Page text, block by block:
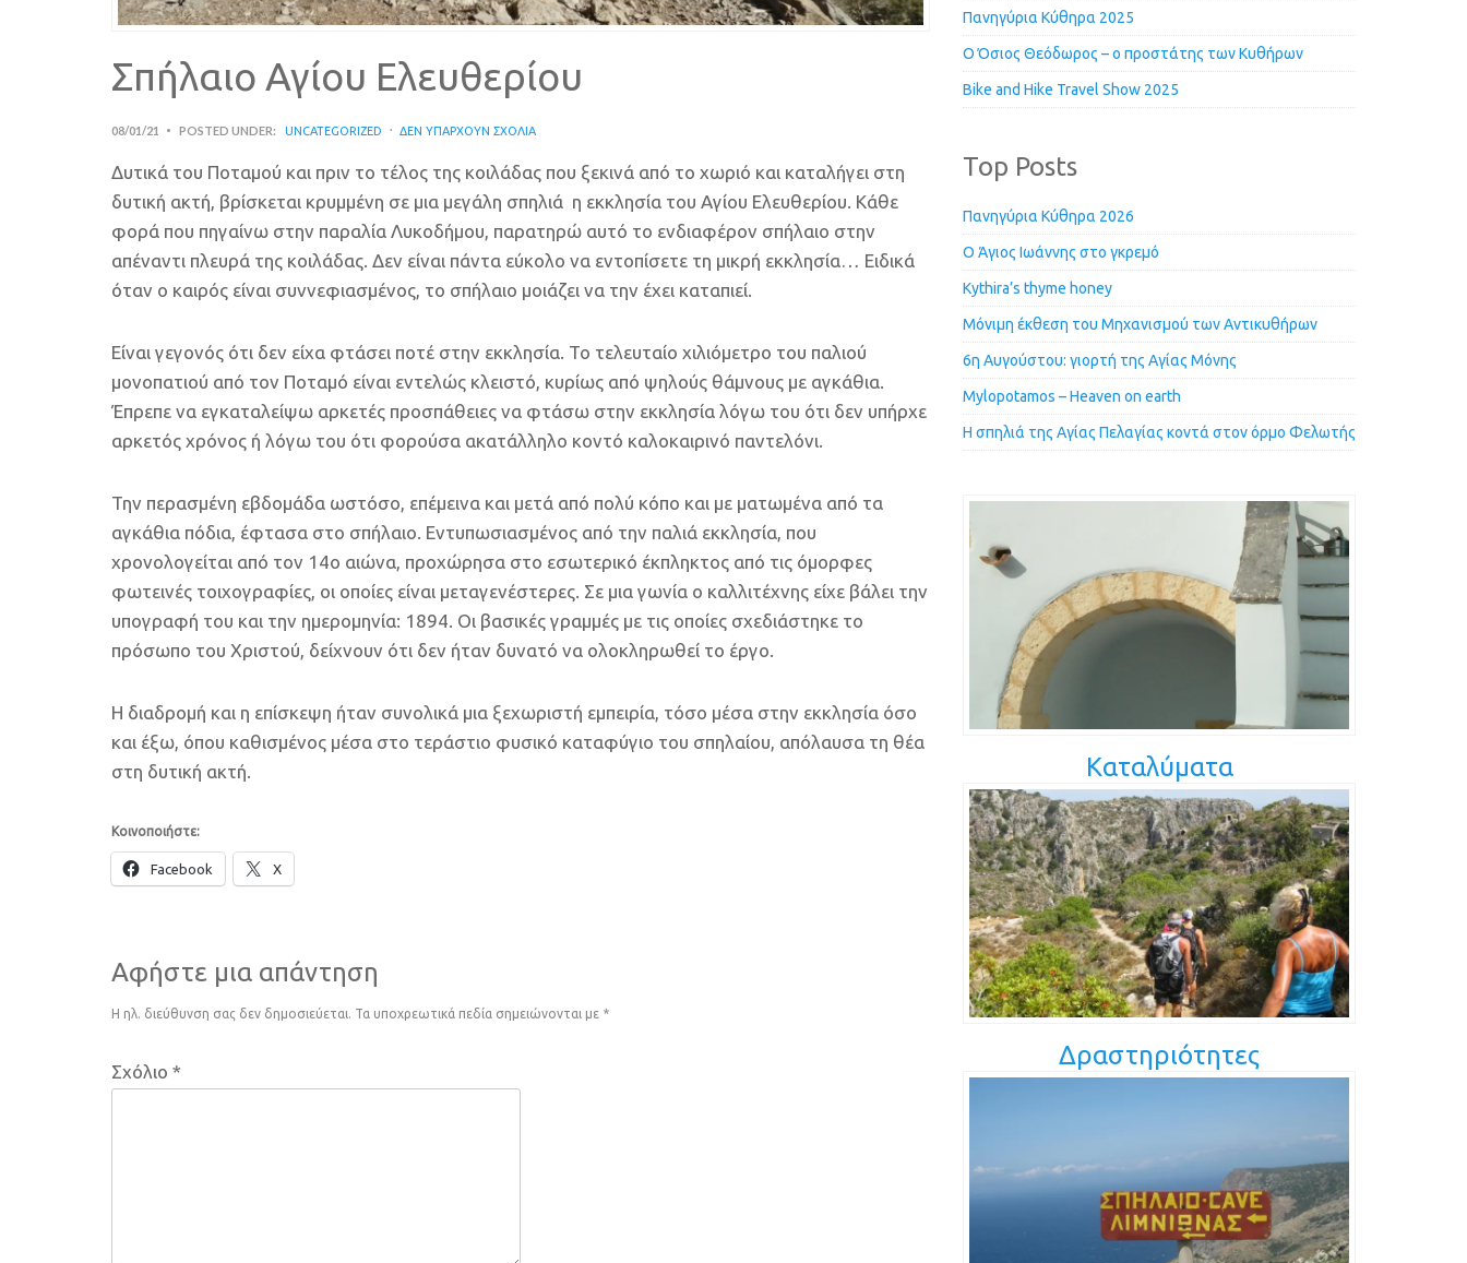
Σπήλαιο Αγίου Ελευθερίου
08/01/21 POSTED UNDER: UNCATEGORIZED ΔΕΝ ΥΠΆΡΧΟΥΝ ΣΧΌΛΙΑ
Δυτικά του Ποταμού και πριν το τέλος της κοιλάδας που ξεκινά από το χωριό και καταλήγει στη
δυτική ακτή, βρίσκεται κρυμμένη σε μια μεγάλη σπηλιά η εκκλησία του Αγίου Ελευθερίου. Κάθε
φορά που πηγαίνω στην παραλία Λυκοδήμου, παρατηρώ αυτό το ενδιαφέρον σπήλαιο στην
απέναντι πλευρά της κοιλάδας. Δεν είναι πάντα εύκολο να εντοπίσετε τη μικρή εκκλησία… Ειδικά
όταν ο καιρός είναι συννεφιασμένος, το σπήλαιο μοιάζει να την έχει καταπιεί.
Είναι γεγονός ότι δεν είχα φτάσει ποτέ στην εκκλησία. Το τελευταίο χιλιόμετρο του παλιού
μονοπατιού από τον Ποταμό είναι εντελώς κλειστό, κυρίως από ψηλούς θάμνους με αγκάθια.
Έπρεπε να εγκαταλείψω αρκετές προσπάθειες να φτάσω στην εκκλησία λόγω του ότι δεν υπήρχε
αρκετός χρόνος ή λόγω του ότι φορούσα ακατάλληλο κοντό καλοκαιρινό παντελόνι.
Την περασμένη εβδομάδα ωστόσο, επέμεινα και μετά από πολύ κόπο και με ματωμένα από τα
αγκάθια πόδια, έφτασα στο σπήλαιο. Εντυπωσιασμένος από την παλιά εκκλησία, που
χρονολογείται από τον 14ο αιώνα, προχώρησα στο εσωτερικό έκπληκτος από τις όμορφες
φωτεινές τοιχογραφίες, οι οποίες είναι μεταγενέστερες. Σε μια γωνία ο καλλιτέχνης είχε βάλει την
υπογραφή του και την ημερομηνία: 1894. Οι βασικές γραμμές με τις οποίες σχεδιάστηκε το
πρόσωπο του Χριστού, δείχνουν ότι δεν ήταν δυνατό να ολοκληρωθεί το έργο.
Η διαδρομή και η επίσκεψη ήταν συνολικά μια ξεχωριστή εμπειρία, τόσο μέσα στην εκκλησία όσο
και έξω, όπου καθισμένος μέσα στο τεράστιο φυσικό καταφύγιο του σπηλαίου, απόλαυσα τη θέα
στη δυτική ακτή.
Κοινοποιήστε:
Facebook X
Αφήστε μια απάντηση
Η ηλ. διεύθυνση σας δεν δημοσιεύεται. Τα υποχρεωτικά πεδία σημειώνονται με *
Σχόλιο *
Πανηγύρια Κύθηρα 2025
Ο Όσιος Θεόδωρος – ο προστάτης των Κυθήρων
Bike and Hike Travel Show 2025
Top Posts
Πανηγύρια Κύθηρα 2026
Ο Άγιος Ιωάννης στο γκρεμό
Kythira’s thyme honey
Μόνιμη έκθεση του Μηχανισμού των Αντικυθήρων
6η Αυγούστου: γιορτή της Αγίας Μόνης
Mylopotamos – Heaven on earth
Η σπηλιά της Αγίας Πελαγίας κοντά στον όρμο Φελωτής
Καταλύματα
Δραστηριότητες